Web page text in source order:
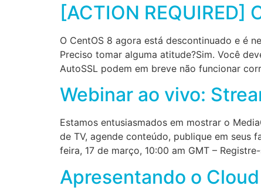
[ACTION
O CentOS 8 agora está descontinuado e é
Preciso tomar alguma atitude?Sim. Você
AutoSSL podem em breve não funcionar
Webinar ao vivo:
Estamos entusiasmados em mostrar o
de TV, agende conteúdo, publique em seus
feira, 17 de março, 10:00 am GMT –
Apresentando o